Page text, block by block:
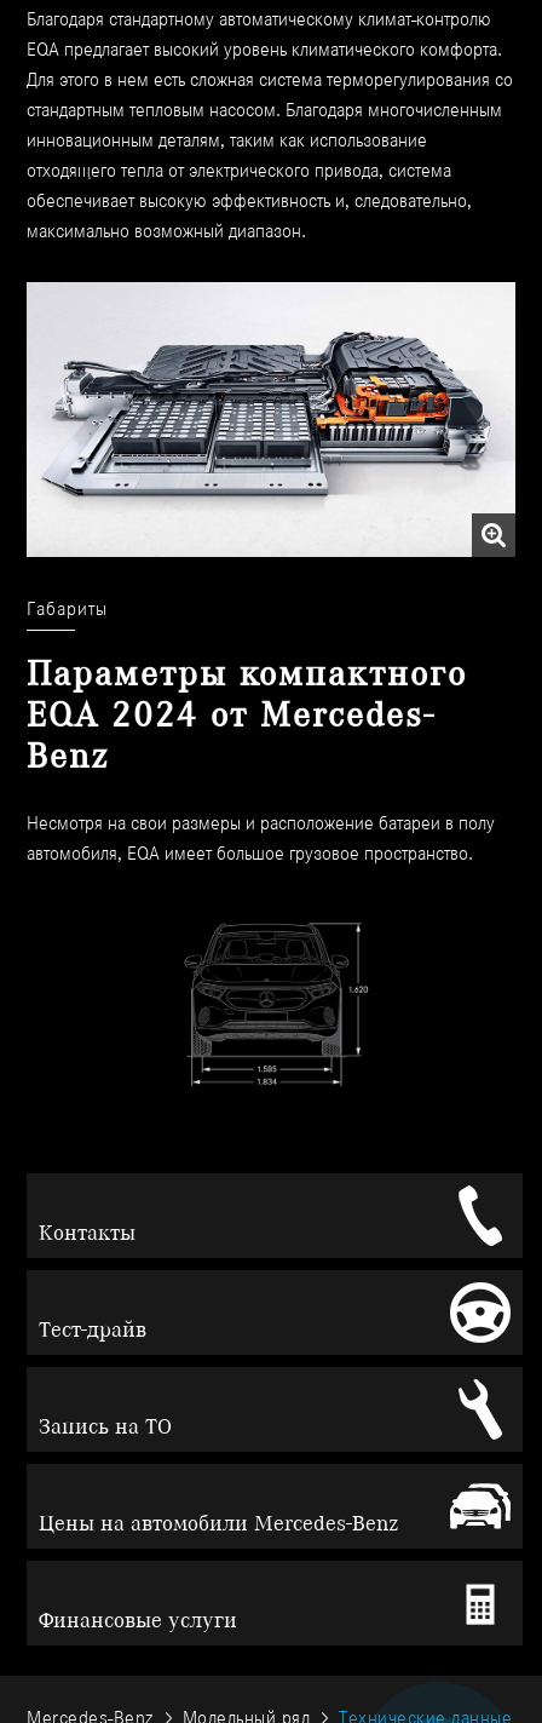
Благодаря стандартному автоматическому климат-контролю
EQA предлагает высокий уровень климатического комфорта.
Для этого в нем есть сложная система терморегулирования со
стандартным тепловым насосом. Благодаря многочисленным
инновационным деталям, таким как использование
отходящего тепла от электрического привода, система
обеспечивает высокую эффективность и, следовательно,
максимально возможный диапазон.
Габариты
Параметры компактного
EQA 2024 от Mercedes-
Benz
Несмотря на свои размеры и расположение батареи в полу
автомобиля, EQA имеет большое грузовое пространство.
Контакты
Тест-драйв
Запись на ТО
Цены на автомобили Mercedes-Benz
Финансовые услуги
Mercedes-Benz Модельный ряд Технические данные